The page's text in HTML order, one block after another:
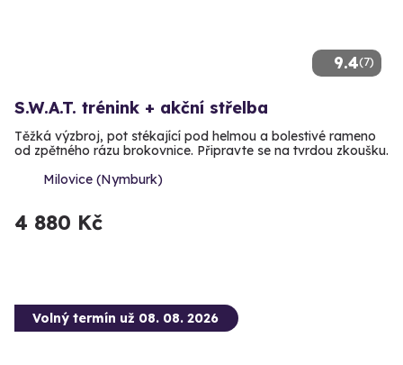
9.4(7)
S.W.A.T. trénink + akční střelba
Těžká výzbroj, pot stékající pod helmou a bolestivé rameno
od zpětného rázu brokovnice. Připravte se na tvrdou zkoušku.
Milovice (Nymburk)
4 880 Kč
Volný termín už 08. 08. 2026